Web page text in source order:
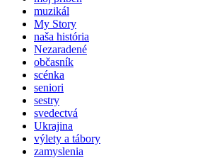
muzikál
My Story
naša história
Nezaradené
občasník
scénka
seniori
sestry
svedectvá
Ukrajina
výlety a tábory
zamyslenia